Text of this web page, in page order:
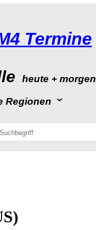
heute+morgen